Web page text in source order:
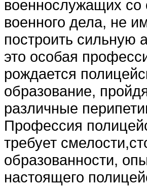
военнослужащих
военного дела, не
построить сильную
это особая
рождается
образование,
различные
Профессия
требует
образованности,
настоящего